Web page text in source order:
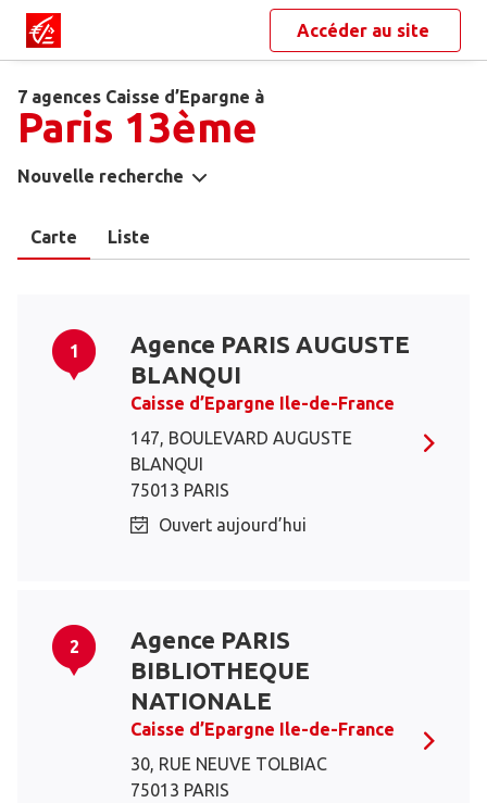
Accéder au site
7 agences Caisse d’Epargne à
Paris 13ème
Nouvelle recherche
Carte Liste
1
Agence PARIS AUGUSTE
BLANQUI
Caisse d’Epargne Ile-de-France
147, BOULEVARD AUGUSTE
BLANQUI
75013 PARIS
Ouvert aujourd’hui
2
Agence PARIS
BIBLIOTHEQUE
NATIONALE
Caisse d’Epargne Ile-de-France
30, RUE NEUVE TOLBIAC
75013 PARIS